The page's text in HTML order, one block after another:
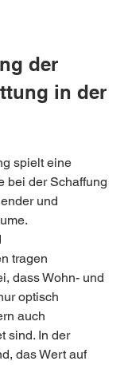
der
in der
spielt eine
bei der Schaffung
und
tragen
dass Wohn- und
optisch
auch
sind. In der
das Wert auf